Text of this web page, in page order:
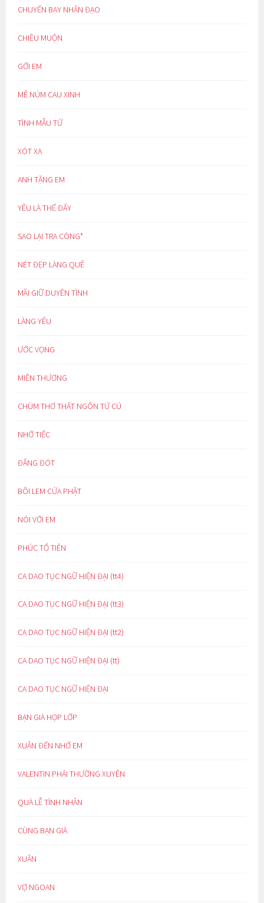
CHUYẾN BAY NHÂN ĐẠO
CHIỀU MUỘN
GỞI EM
MÊ NÚM CAU XINH
TÌNH MẪU TỬ
XÓT XA
ANH TẶNG EM
YÊU LÀ THẾ ĐẤY
SAO LẠI TRA CÒNG*
NÉT ĐẸP LÀNG QUÊ
MÃI GIỮ DUYÊN TÌNH
LÀNG YÊU
ƯỚC VỌNG
MIỀN THƯƠNG
CHÙM THƠ THẤT NGÔN TỨ CÚ
NHỚ TIẾC
ĐẮNG ĐÓT
BÔI LEM CỬA PHẬT
NÓI VỚI EM
PHÚC TỔ TIÊN
CA DAO TỤC NGỮ HIỆN ĐẠI (tt4)
CA DAO TỤC NGỮ HIỆN ĐẠI (tt3)
CA DAO TỤC NGỮ HIỆN ĐẠI (tt2)
CA DAO TỤC NGỮ HIỆN ĐẠI (tt)
CA DAO TỤC NGỮ HIỆN ĐẠI
BẠN GIÀ HỌP LỚP
XUÂN ĐẾN NHỚ EM
VALENTIN PHẢI THƯỜNG XUYÊN
QUÀ LỄ TÌNH NHÂN
CÙNG BẠN GIÀ
XUÂN
VỢ NGOAN